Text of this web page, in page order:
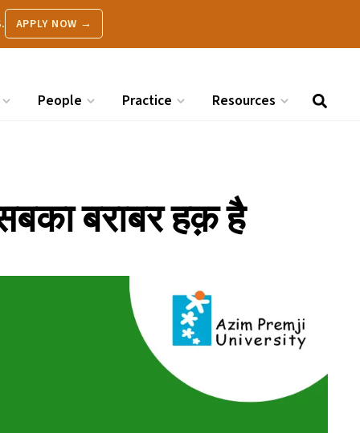
APPLY NOW →
People Practice Resources
बराबर हक़ है